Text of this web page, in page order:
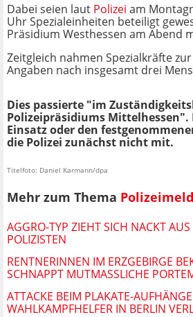
Dabei seien laut Polizei am
Uhr Spezialeinheiten beteiligt
Präsidium Westhessen am Abend
Zeitgleich nahmen Spezialkräfte
Angaben nach insgesamt drei
Dies passierte "im
Polizeipräsidiums Mittelhessen".
Einsatz oder den
die Polizei zunächst nicht mit.
Titelfoto: Daniel Karmann/dpa
Mehr zum Thema
AGGRO-TYP ZIEHT SICH NACKT
POLIZISTEN
RENTNERINNEN IM ERZGEBIRGE
SCHNAPPT MUTMASSLICHE
ATTACKE BEIM PLAKATE-
WAHLKAMPFHELFER IN BERLIN